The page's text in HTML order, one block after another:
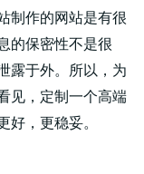
制作的网站是有很
的保密性不是很
露于外。所以，为
见，定制一个高端
好，更稳妥。